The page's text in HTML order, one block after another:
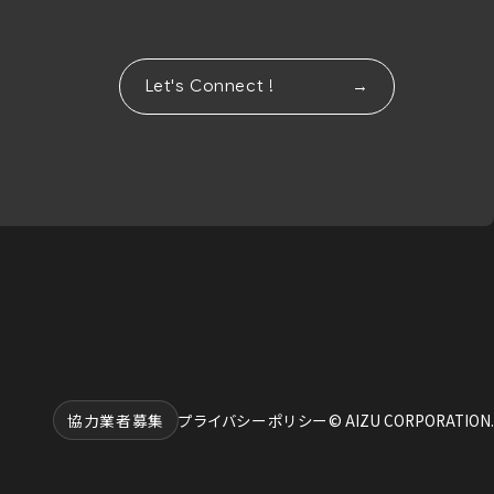
Let's Connect !
協力業者募集 プライバシーポリシー© AIZU CORPORATION.